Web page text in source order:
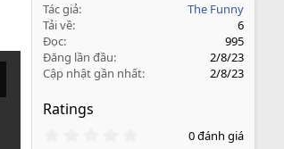
Tác giả
The Funny
Tải về
6
Đọc
995
Đăng lần đầu
2/8/23
Cập nhật gần nhất
2/8/23
Ratings
0 đánh giá